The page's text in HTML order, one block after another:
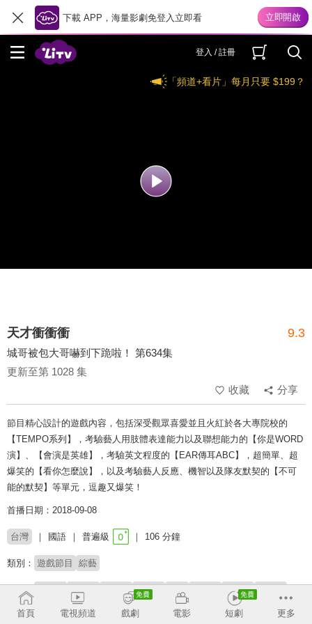
下載 APP，海量影劇免登入立即看
登入 / 註冊
「頻道+看片」每月只要 $199？
天才衝衝衝 9.3
城哥被包大哥嚇到下跪啦！ 第634集
更新至第 1028 集
收藏
分享
節目精心設計的遊戲內容，包括深受觀眾喜愛並且火紅於各大專院校的
【TEMPO系列】，考驗藝人用肢體表達能力以及聯想能力的【你是WORD
演】、【會演是英雄】，考驗英文程度的【EAR傳耳ABC】，超簡單、超
爆笑的【看你怎麼說】，以及考驗藝人反應、機智以及隊友默契的【不可
能的默契】等單元，逗趣又爆笑！
首播日期：2018-09-08
台灣 國語 普遍級 106 分鐘
類別： 遊戲節目 綜藝
來賓： 許孟哲 陳志強 林佳儀 玉兔 蔡允潔
杜忻恬
首頁 電視頻道 戲劇 電影 短劇 更多